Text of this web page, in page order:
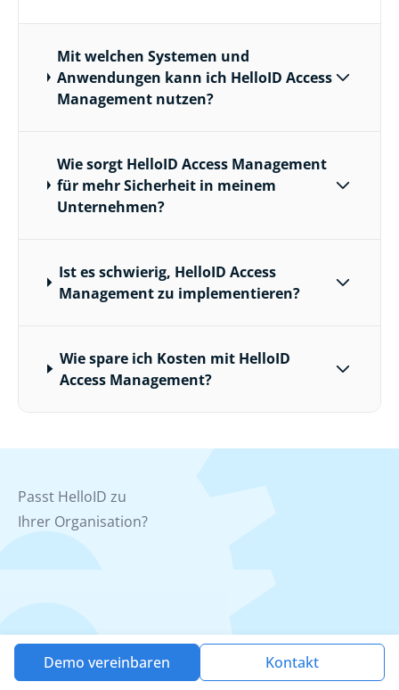
Demo vereinbaren Kontakt
Mit welchen Systemen und
Anwendungen kann ich HelloID Access
Management nutzen?
Wie sorgt HelloID Access Management
für mehr Sicherheit in meinem
Unternehmen?
Ist es schwierig, HelloID Access
Management zu implementieren?
Wie spare ich Kosten mit HelloID
Access Management?
Passt HelloID zu
Ihrer Organisation?